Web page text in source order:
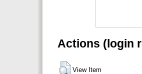
Actions (login
View Item